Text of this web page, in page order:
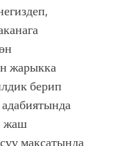
жарыкка
берип
жаш
максатында